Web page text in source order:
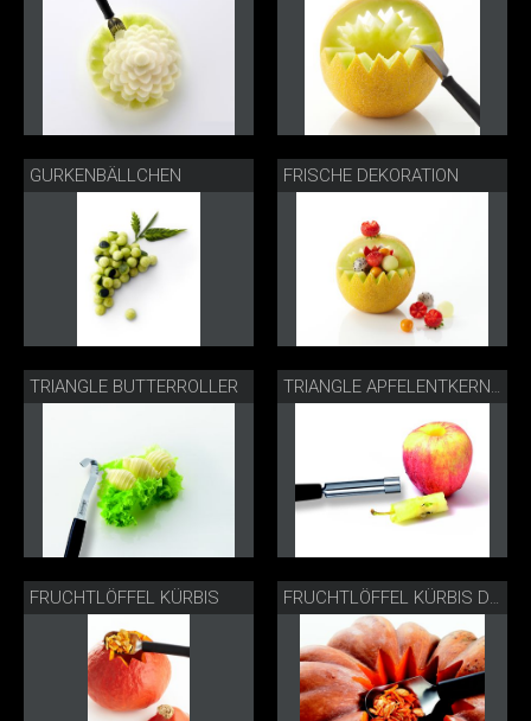
GURKENBÄLLCHEN FRISCHE DEKORATION
TRIANGLE BUTTERROLLER TRIANGLE APFELENTKERNER
FRUCHTLÖFFEL KÜRBIS FRUCHTLÖFFEL KÜRBIS DETAIL